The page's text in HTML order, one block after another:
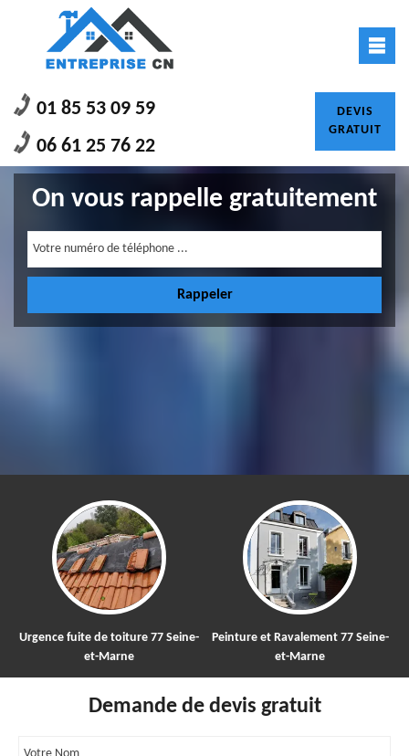
01 85 53 09 59
06 61 25 76 22
DEVIS
GRATUIT
On vous rappelle gratuitement
Urgence fuite de toiture 77 Seine-
et-Marne
Peinture et Ravalement 77 Seine-
et-Marne
Demande de devis gratuit